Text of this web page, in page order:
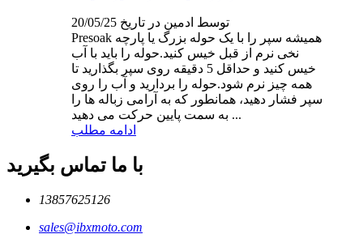
توسط ادمین در تاریخ 20/05/25
Presoak همیشه سپر را با یک حوله بزرگ یا پارچه
نخی نرم از قبل خیس کنید.حوله را باید با آب
خیس کنید و حداقل 5 دقیقه روی سپر بگذارید تا
همه چیز نرم شود.حوله را بردارید و آب را روی
سپر فشار دهید، همانطور که به آرامی زباله ها را
به سمت پایین حرکت می دهید ...
ادامه مطلب
با ما تماس بگیرید
13857625126
sales@ibxmoto.com